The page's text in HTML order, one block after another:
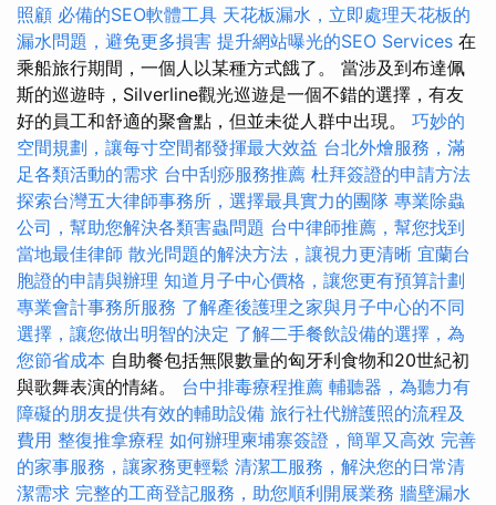
照顧 必備的SEO軟體工具 天花板漏水，立即處理天花板的
漏水問題，避免更多損害 提升網站曝光的SEO Services 在
乘船旅行期間，一個人以某種方式餓了。 當涉及到布達佩
斯的巡遊時，Silverline觀光巡遊是一個不錯的選擇，有友
好的員工和舒適的聚會點，但並未從人群中出現。 巧妙的
空間規劃，讓每寸空間都發揮最大效益 台北外燴服務，滿
足各類活動的需求 台中刮痧服務推薦 杜拜簽證的申請方法
探索台灣五大律師事務所，選擇最具實力的團隊 專業除蟲
公司，幫助您解決各類害蟲問題 台中律師推薦，幫您找到
當地最佳律師 散光問題的解決方法，讓視力更清晰 宜蘭台
胞證的申請與辦理 知道月子中心價格，讓您更有預算計劃
專業會計事務所服務 了解產後護理之家與月子中心的不同
選擇，讓您做出明智的決定 了解二手餐飲設備的選擇，為
您節省成本 自助餐包括無限數量的匈牙利食物和20世紀初
與歌舞表演的情緒。 台中排毒療程推薦 輔聽器，為聽力有
障礙的朋友提供有效的輔助設備 旅行社代辦護照的流程及
費用 整復推拿療程 如何辦理柬埔寨簽證，簡單又高效 完善
的家事服務，讓家務更輕鬆 清潔工服務，解決您的日常清
潔需求 完整的工商登記服務，助您順利開展業務 牆壁漏水